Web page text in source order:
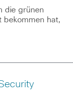
die grünen
bekommen hat,